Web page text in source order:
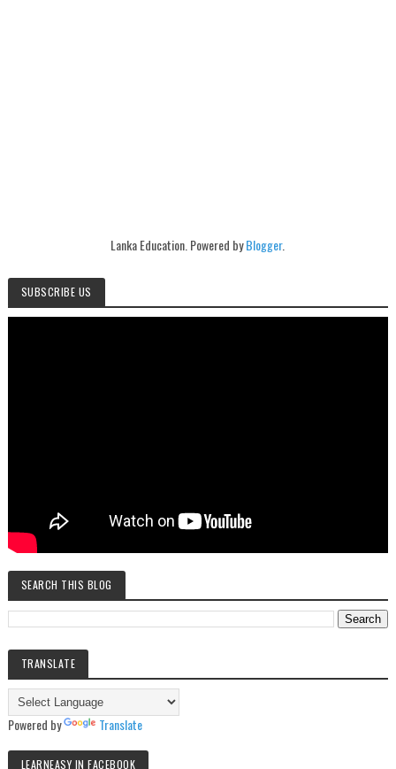
Lanka Education. Powered byBlogger.
SUBSCRIBE US
SEARCH THIS BLOG
TRANSLATE
Powered by Translate
LEARNEASY IN FACEBOOK